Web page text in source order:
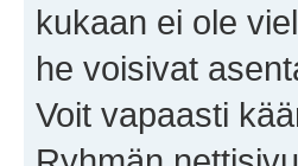
kukaan ei ole
he voisivat
Voit vapaasti